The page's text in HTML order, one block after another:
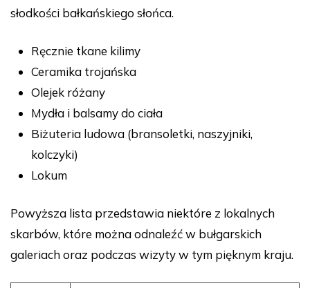
słodkości bałkańskiego słońca.
Ręcznie tkane kilimy
Ceramika trojańska
Olejek różany
Mydła i balsamy do ciała
Biżuteria ludowa (bransoletki, naszyjniki,
kolczyki)
Lokum
Powyższa lista przedstawia niektóre z lokalnych
skarbów, które można odnaleźć w bułgarskich
galeriach oraz podczas wizyty w tym pięknym kraju.